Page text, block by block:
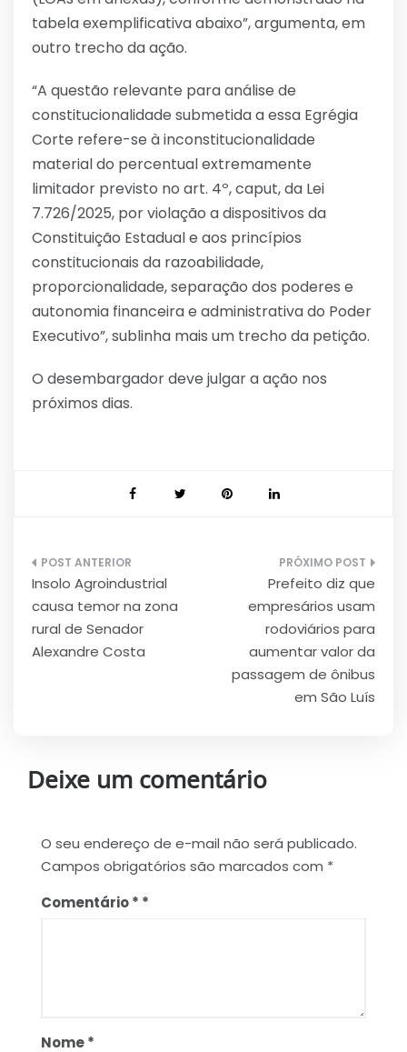
tabela exemplificativa abaixo”, argumenta, em
outro trecho da ação.
“A questão relevante para análise de
constitucionalidade submetida a essa Egrégia
Corte refere-se à inconstitucionalidade
material do percentual extremamente
limitador previsto no art. 4º, caput, da Lei
7.726/2025, por violação a dispositivos da
Constituição Estadual e aos princípios
constitucionais da razoabilidade,
proporcionalidade, separação dos poderes e
autonomia financeira e administrativa do Poder
Executivo”, sublinha mais um trecho da petição.
O desembargador deve julgar a ação nos
próximos dias.
Navegação
de
Post
Insolo Agroindustrial
causa temor na zona
rural de Senador
Alexandre Costa
Prefeito diz que
empresários usam
rodoviários para
aumentar valor da
passagem de ônibus
em São Luís
Deixe um comentário
O seu endereço de e-mail não será publicado.
Campos obrigatórios são marcados com *
Comentário*
Nome*